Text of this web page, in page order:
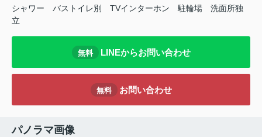
シャワー バストイレ別 TVインターホン 駐輪場
洗面所独
立
無料 LINEからお問い合わせ
無料 お問い合わせ
パノラマ画像